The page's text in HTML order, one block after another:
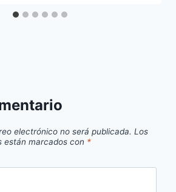
electrónico no será publicada. Los
están marcados con *